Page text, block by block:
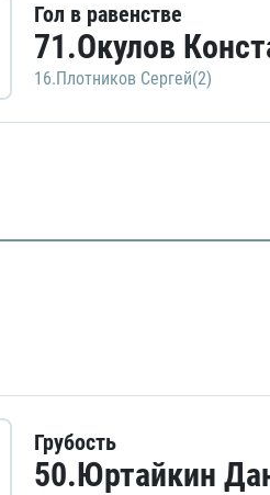
Гол в равенстве
71.Окулов
16.Плотников Сергей(2)
Грубость
50.Юртайкин